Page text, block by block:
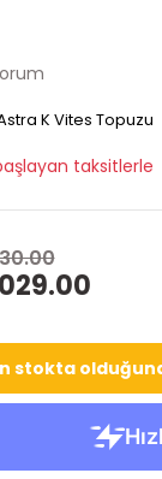
K Vites Topuzu
taksitlerle
stokta